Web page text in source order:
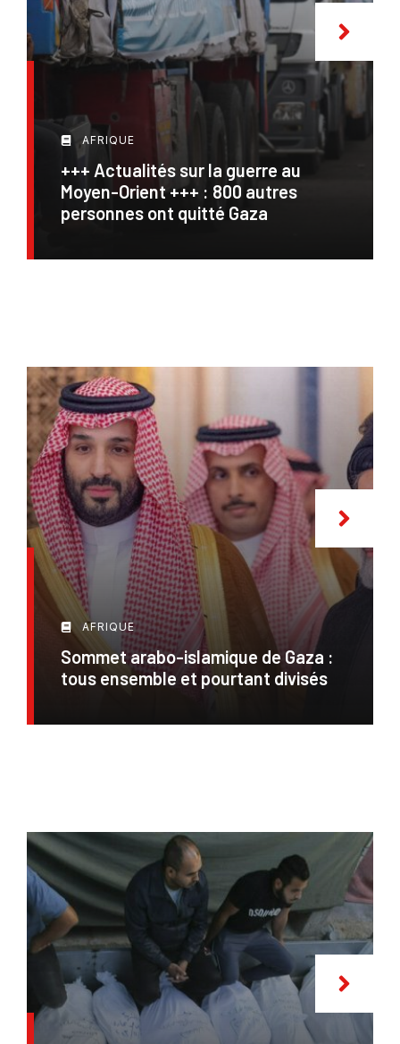
AFRIQUE
+++ Actualités sur la guerre au
Moyen-Orient +++ : 800 autres
personnes ont quitté Gaza
AFRIQUE
Sommet arabo-islamique de Gaza :
tous ensemble et pourtant divisés